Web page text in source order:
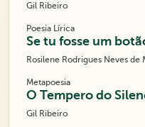
Gil Ribeiro
Poesia Lírica
Se tu fosse um
Rosilene Rodrigues Neves de
Metapoesia
O Tempero do
Gil Ribeiro